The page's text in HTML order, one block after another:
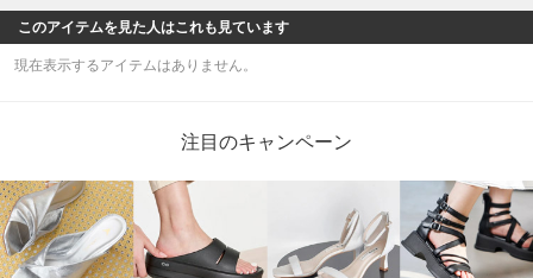
このアイテムを見た人はこれも見ています
現在表示するアイテムはありません。
注目のキャンペーン